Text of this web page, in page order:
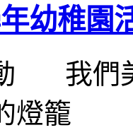
幼稚園
我們
燈籠